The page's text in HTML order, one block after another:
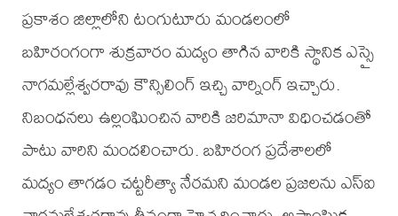
ప్రకాశం జిల్లాలోని టంగుటూరు మండలంలో
బహిరంగంగా శుక్రవారం మద్యం తాగిన వారికి స్థానిక ఎస్సై
నాగమల్లేశ్వరరావు కౌన్సిలింగ్ ఇచ్చి వార్నింగ్ ఇచ్చారు.
నిబంధనలు ఉల్లంఘించిన వారికి జరిమానా విధించడంతో
పాటు వారిని మందలించారు. బహిరంగ ప్రదేశాలలో
మద్యం తాగడం చట్టరీత్యా నేరమని మండల ప్రజలను ఎస్ఐ